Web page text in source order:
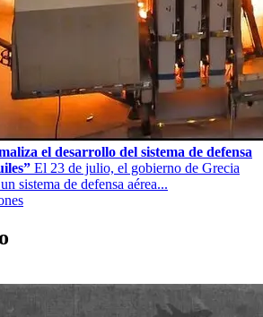
el desarrollo del sistema de defensa
El 23 de julio, el gobierno de Grecia
sistema de defensa aérea...